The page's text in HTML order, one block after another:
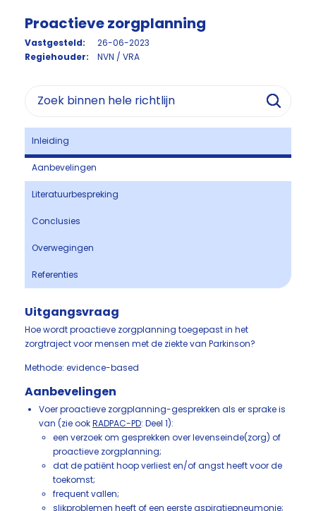
Proactieve zorgplanning
Vastgesteld:
26-06-2023
Regiehouder:
NVN / VRA
Inleiding
Aanbevelingen
Literatuurbespreking
Conclusies
Overwegingen
Referenties
Uitgangsvraag
Hoe wordt proactieve zorgplanning toegepast in het
zorgtraject voor mensen met de ziekte van Parkinson?
Methode: evidence-based
Aanbevelingen
Voer proactieve zorgplanning-gesprekken als er sprake is
van (zie ookRADPAC-PD: Deel 1):
een verzoek om gesprekken over levenseinde(zorg) of
proactieve zorgplanning;
dat de patiënt hoop verliest en/of angst heeft voor de
toekomst;
frequent vallen;
slikproblemen heeft of een eerste aspiratiepneumonie;